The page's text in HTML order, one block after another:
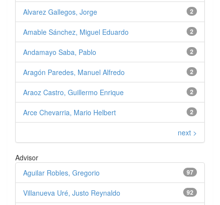
2
Alvarez Gallegos, Jorge
2
Amable Sánchez, Miguel Eduardo
2
Andamayo Saba, Pablo
2
Aragón Paredes, Manuel Alfredo
2
Araoz Castro, Guillermo Enrique
2
Arce Chevarria, Mario Helbert
next >
Advisor
97
Aguilar Robles, Gregorio
92
Villanueva Uré, Justo Reynaldo